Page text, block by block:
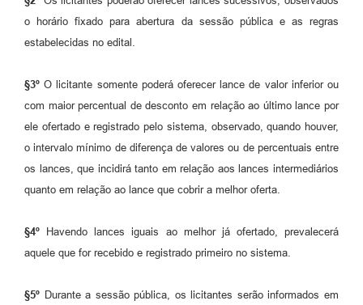
o horário fixado para abertura da sessão pública e as regras
estabelecidas no edital.
§3º O licitante somente poderá oferecer lance de valor inferior ou
com maior percentual de desconto em relação ao último lance por
ele ofertado e registrado pelo sistema, observado, quando houver,
o intervalo mínimo de diferença de valores ou de percentuais entre
os lances, que incidirá tanto em relação aos lances intermediários
quanto em relação ao lance que cobrir a melhor oferta.
§4º Havendo lances iguais ao melhor já ofertado, prevalecerá
aquele que for recebido e registrado primeiro no sistema.
§5º Durante a sessão pública, os licitantes serão informados em